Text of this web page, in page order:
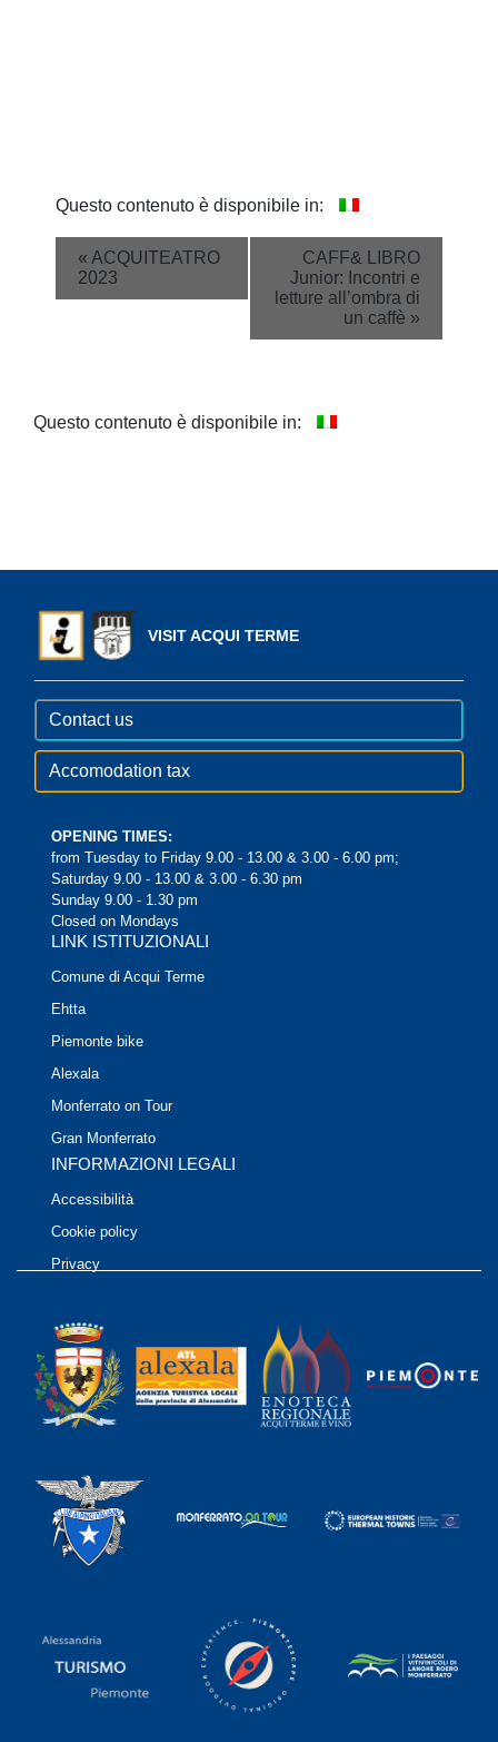
Questo contenuto è disponibile in:
Event
Navigation
« ACQUITEATRO
2023
CAFF& LIBRO
Junior: Incontri e
letture all’ombra di
un caffè »
Questo contenuto è disponibile in:
VISIT ACQUI TERME
Contact us
Accomodation tax
OPENING TIMES:
from Tuesday to Friday 9.00 - 13.00 & 3.00 - 6.00 pm;
Saturday 9.00 - 13.00 & 3.00 - 6.30 pm
Sunday 9.00 - 1.30 pm
Closed on Mondays
LINK ISTITUZIONALI
Comune di Acqui Terme
Ehtta
Piemonte bike
Alexala
Monferrato on Tour
Gran Monferrato
INFORMAZIONI LEGALI
Accessibilità
Cookie policy
Privacy